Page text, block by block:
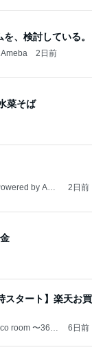
、検討している。
2日前
菜そば
by Ame
2日前
スタート】楽天お買
〜365
6日前